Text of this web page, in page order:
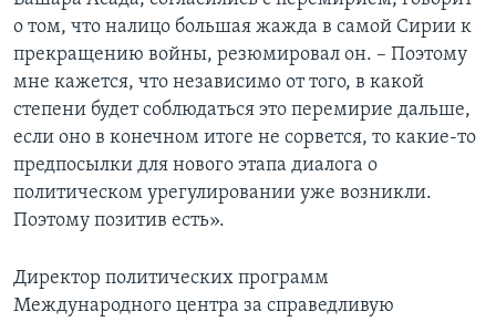
о том, что налицо большая жажда в самой Сирии к
прекращению войны, резюмировал он. – Поэтому
мне кажется, что независимо от того, в какой
степени будет соблюдаться это перемирие дальше,
если оно в конечном итоге не сорвется, то какие-то
предпосылки для нового этапа диалога о
политическом урегулировании уже возникли.
Поэтому позитив есть».
Директор политических программ
Международного центра за справедливую